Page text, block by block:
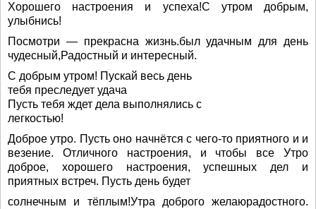
Хорошего настроения и успеха!С утром добрым,
улыбнись!
Посмотри — прекрасна жизнь.был удачным для день
чудесный,Радостный и интересный.
С добрым утром! Пускай весь день
тебя преследует удача
Пусть тебя ждет дела выполнялись с
легкостью!
Доброе утро. Пусть оно начнётся с чего-то приятного и и
везение. Отличного настроения, и чтобы все Утро
доброе, хорошего настроения, успешных дел и
приятных встреч. Пусть день будет
солнечным и тёплым!Утра доброго желаюрадостного.